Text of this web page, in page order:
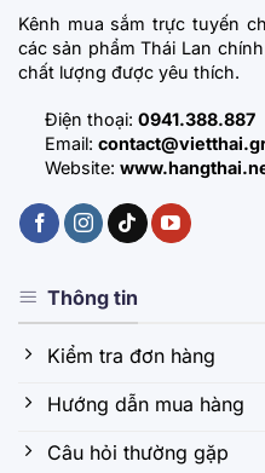
Kênh mua sắm trực tuyến
các sản phẩm Thái Lan
chất lượng được yêu thích.
Điện thoại: 0941.388.887
Email:
Website:
Thông tin
Kiểm tra đơn hàng
Hướng dẫn mua hàng
Câu hỏi thường gặp